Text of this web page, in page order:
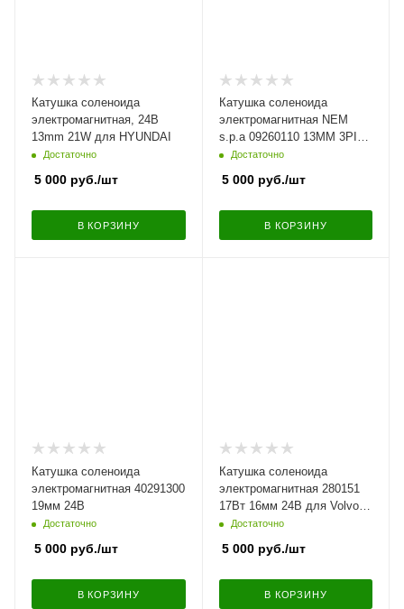
Катушка соленоида
электромагнитная, 24В
13mm 21W для HYUNDAI
Достаточно
5 000 руб./шт
В КОРЗИНУ
Катушка соленоида
электромагнитная NEM
s.p.a 09260110 13MM 3PIn
24ВДостаточно
5 000руб./шт
В КОРЗИНУ
Катушка соленоида
электромагнитная 40291300
19мм 24В
Достаточно
5 000 руб./шт
В КОРЗИНУ
Катушка соленоида
электромагнитная 280151
17Вт 16мм 24В для Volvo,
Caterpillar, Doosan
Достаточно
5 000руб./шт
В КОРЗИНУ